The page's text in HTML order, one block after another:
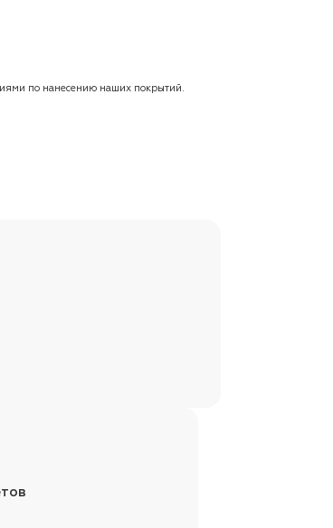
по нанесению наших покрытий.